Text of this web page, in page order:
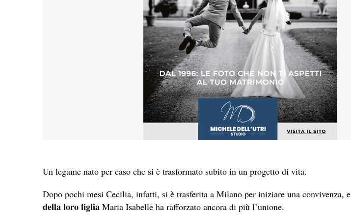
Un legame nato per caso che si è trasformato subito in un progetto di vita.
Dopo pochi mesi Cecilia, infatti, si è trasferita a Milano per iniziare una convivenza, e
della loro figlia Maria Isabelle ha rafforzato ancora di più l’unione.